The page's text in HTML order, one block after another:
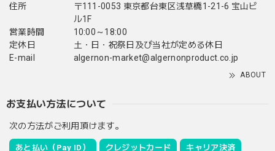
住所
〒111-0053 東京都台東区浅草橋1-21-6 宝山ビ
ル1F
営業時間
10:00～18:00
定休日
土・日・祝祭日及び当社が定める休日
E-mail
algernon-market@algernonproduct.co.jp
ABOUT
お支払い方法について
次の方法がご利用頂けます。
あと払い（Pay ID） クレジットカード キャリア決済